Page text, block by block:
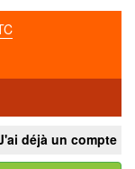
déjà un compte